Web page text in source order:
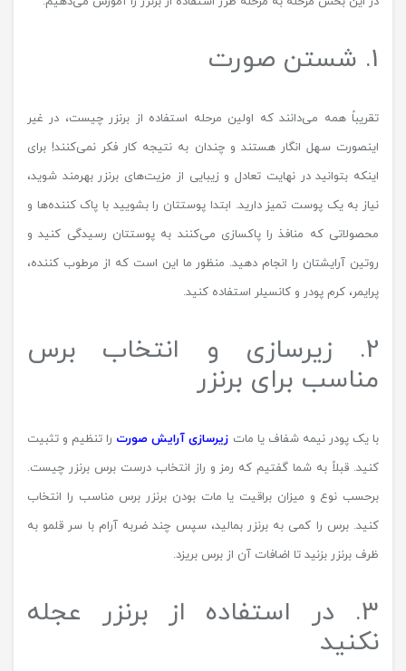
1. شستن صورت
تقریباً همه می‌دانند که اولین مرحله استفاده از برنزر چیست، در غیر
اینصورت سهل انگار هستند و چندان به نتیجه کار فکر نمی‌کنند! برای
اینکه بتوانید در نهایت تعادل و زیبایی از مزیت‌های برنزر بهرمند شوید،
نیاز به یک پوست تمیز دارید. ابتدا پوستتان را بشویید با پاک کننده‌ها و
محصولاتی که منافذ را پاکسازی می‌کنند به پوستتان رسیدگی کنید و
روتین آرایشتان را انجام دهید. منظور ما این است که از مرطوب کننده،
پرایمر، کرم پودر و کانسیلر استفاده کنید.
2. زیرسازی و انتخاب برس
مناسب برای برنزر
با یک پودر نیمه شفاف یا مات زیرسازی آرایش صورت را تنظیم و تثبیت
کنید. قبلاً به شما گفتیم که رمز و راز انتخاب درست برس برنزر چیست.
برحسب نوع و میزان براقیت یا مات بودن برنزر برس مناسب را انتخاب
کنید. برس را کمی به برنزر بمالید، سپس چند ضربه آرام با سر قلمو به
ظرف برنزر بزنید تا اضافات آن از برس بریزد.
3. در استفاده از برنزر عجله
نکنید